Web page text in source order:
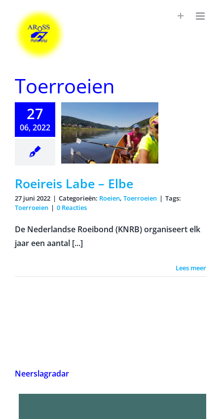
Toerroeien
27
06, 2022
Labe –
Roeireis Labe – Elbe
27 juni 2022 | Categorieën: Roeien, Toerroeien | Tags:
Toerroeien | 0 Reacties
De Nederlandse Roeibond (KNRB) organiseert elk
jaar een aantal [...]
Lees meer
Neerslagradar